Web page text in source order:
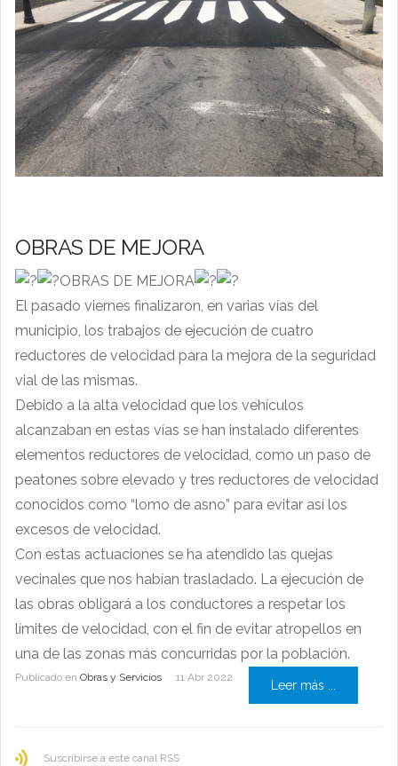
OBRAS DE MEJORA
OBRAS DE MEJORA
El pasado viernes finalizaron, en varias vías del
municipio, los trabajos de ejecución de cuatro
reductores de velocidad para la mejora de la seguridad
vial de las mismas.
Debido a la alta velocidad que los vehículos
alcanzaban en estas vías se han instalado diferentes
elementos reductores de velocidad, como un paso de
peatones sobre elevado y tres reductores de velocidad
conocidos como “lomo de asno” para evitar así los
excesos de velocidad.
Con estas actuaciones se ha atendido las quejas
vecinales que nos habían trasladado. La ejecución de
las obras obligará a los conductores a respetar los
límites de velocidad, con el fin de evitar atropellos en
una de las zonas más concurridas por la población.
Publicado en Obras y Servicios 11 Abr 2022
Leer más ...
Suscribirse a este canal RSS